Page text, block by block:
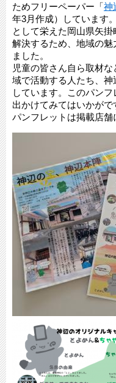
ためフリーペーパー「神
年3月作成）しています
として栄えた岡山県矢
解決するため、地域の
ました。
児童の皆さん自ら取材
域で活動する人たち、
しています。このパン
出かけてみてはいかがで
パンフレットは掲載店舗